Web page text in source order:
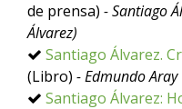
de prensa) - Santiago
Álvarez)
Santiago Álvarez.
(Libro) - Edmundo Aray
Santiago Álvarez: